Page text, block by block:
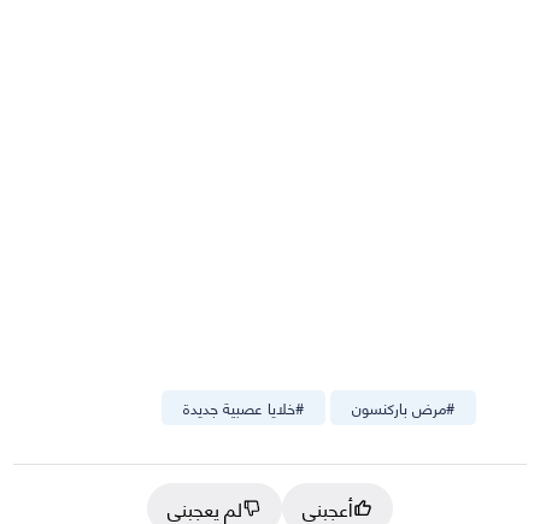
#خلايا عصبية جديدة #مرض باركنسون
أعجبني
لم يعجبني